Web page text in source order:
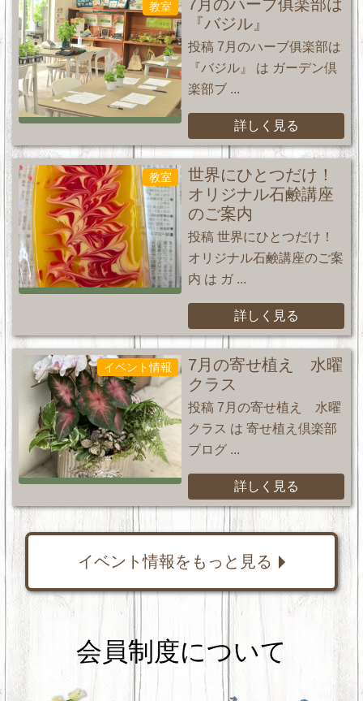
教室
7月のハーブ俱楽部は
『バジル』
投稿 7月のハーブ俱楽部は
『バジル』 は ガーデン倶
楽部ブ ...
詳しく見る
教室
世界にひとつだけ！
オリジナル石鹸講座
のご案内
投稿 世界にひとつだけ！
オリジナル石鹸講座のご案
内 は ガ ...
詳しく見る
イベント情報
7月の寄せ植え 水曜
クラス
投稿 7月の寄せ植え 水曜
クラス は 寄せ植え倶楽部
ブログ ...
詳しく見る
イベント情報をもっと見る
会員制度について